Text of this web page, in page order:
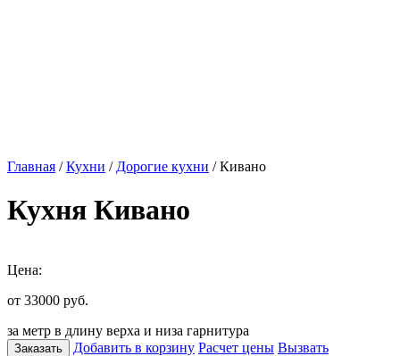
Главная /Кухни / Дорогие кухни / Кивано
Кухня Кивано
Цена:
от 33000 руб.
за метр в длину верха и низа гарнитура
Заказать Добавить в корзину Расчет цены Вызвать